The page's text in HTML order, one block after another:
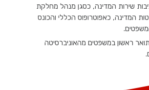
שירות המדינה, כסגן מנהל מחלקת
המדינה, כאפוטרופוס הכללי והכונס
ראשון במשפטים מהאוניברסיטה